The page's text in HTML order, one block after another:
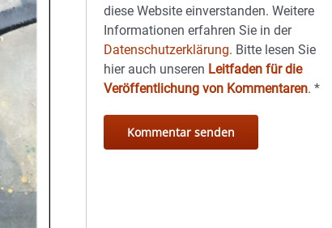
diese Website einverstanden. Weitere
Informationen erfahren Sie in der
Datenschutzerklärung. Bitte lesen Sie
hier auch unseren Leitfaden für die
Veröffentlichung von Kommentaren.*